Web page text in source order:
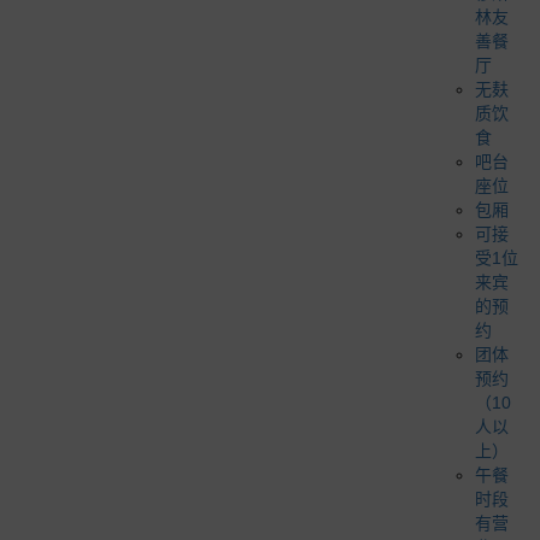
林友
善餐
厅
无麸
质饮
食
吧台
座位
包厢
可接
受1位
来宾
的预
约
团体
预约
（10
人以
上）
午餐
时段
有营